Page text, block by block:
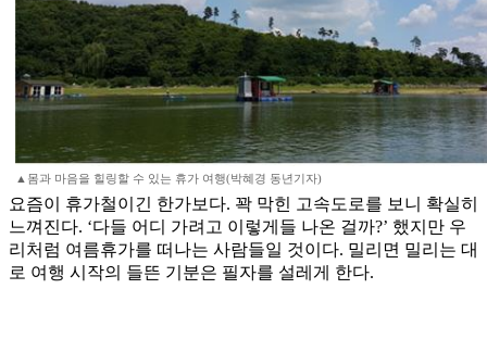
▲몸과 마음을 힐링할 수 있는 휴가 여행(박혜경 동년기자)
요즘이 휴가철이긴 한가보다. 꽉 막힌 고속도로를 보니 확실히
느껴진다. ‘다들 어디 가려고 이렇게들 나온 걸까?’ 했지만 우
리처럼 여름휴가를 떠나는 사람들일 것이다. 밀리면 밀리는 대
로 여행 시작의 들뜬 기분은 필자를 설레게 한다.